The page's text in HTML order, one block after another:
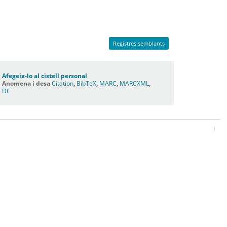
Registres semblants
Afegeix-lo al cistell personal
Anomena i desaCitation BibTeX MARC MARCXML
DC
: